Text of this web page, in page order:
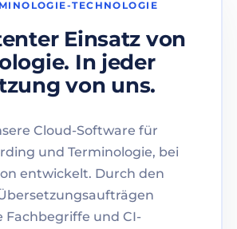
TECHNOLOGIE
Einsatz von
In jeder
von uns.
Cloud-Software für
und Terminologie, bei
entwickelt. Durch den
Fachbegriffe und CI-